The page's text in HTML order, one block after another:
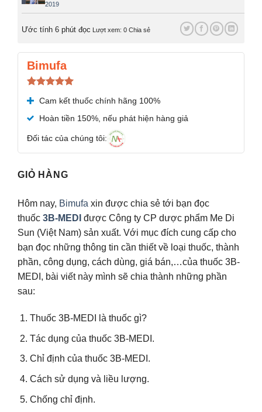
2019
Ước tính 6 phút đọc Lượt xem: 0 Chia sẻ
Bimufa
Được xếp
hạng5.00
5 sao
Cam kết thuốc chính hãng 100%
Hoàn tiền 150%, nếu phát hiện hàng giả
Đối tác của chúng tôi:
GIỎ HÀNG
Hôm nay, Bimufa xin được chia sẻ tới bạn đọc
thuốc 3B-MEDI được Công ty CP dược phẩm Me Di
Sun (Việt Nam) sản xuất. Với mục đích cung cấp cho
bạn đọc những thông tin cần thiết về loại thuốc, thành
phần, công dụng, cách dùng, giá bán,…của thuốc 3B-
MEDI, bài viết này mình sẽ chia thành những phần
sau:
Thuốc 3B-MEDI là thuốc gì?
Tác dụng của thuốc 3B-MEDI.
Chỉ định của thuốc 3B-MEDI.
Cách sử dụng và liều lượng.
Chống chỉ định.